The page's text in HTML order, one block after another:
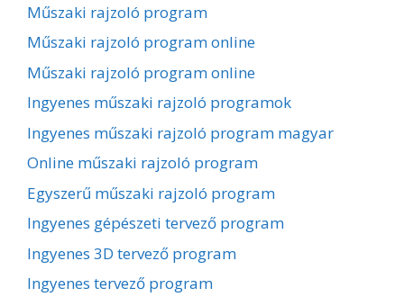
Műszaki rajzoló program
Műszaki rajzoló program online
Műszaki rajzoló program online
Ingyenes műszaki rajzoló programok
Ingyenes műszaki rajzoló program magyar
Online műszaki rajzoló program
Egyszerű műszaki rajzoló program
Ingyenes gépészeti tervező program
Ingyenes 3D tervező program
Ingyenes tervező program